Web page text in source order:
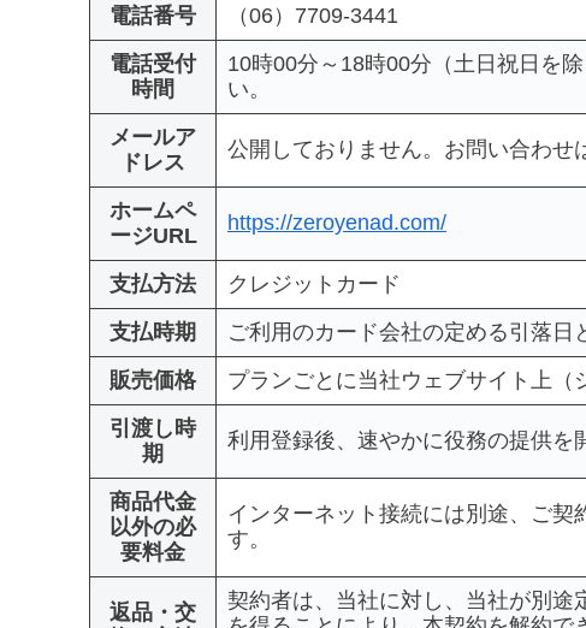
電話番号
（06）7709-3441
電話受付
時間
10時00分～18時00分（土日祝日を
い。
メールア
ドレス
公開しておりません。お問い合わせ
ホームペ
ージURL
https://zeroyenad.com/
支払方法
クレジットカード
支払時期
ご利用のカード会社の定める引落日
販売価格
プランごとに当社ウェブサイト上（
引渡し時
期
利用登録後、速やかに役務の提供を
商品代金
以外の必
要料金
インターネット接続には別途、ご契
す。
返品・交
契約者は、当社に対し、当社が別